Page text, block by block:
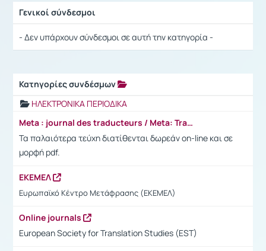
Γενικοί σύνδεσμοι
- Δεν υπάρχουν σύνδεσμοι σε αυτή την κατηγορία -
Κατηγορίες συνδέσμων
ΗΛΕΚΤΡΟΝΙΚΑ ΠΕΡΙΟΔΙΚΑ
Meta : journal des traducteurs / Meta: Translators' Journal
Τα παλαιότερα τεύχη διατίθενται δωρεάν on-line και σε
μορφή pdf.
ΕΚΕΜΕΛ
Ευρωπαϊκό Κέντρο Μετάφρασης (ΕΚΕΜΕΛ)
Online journals
European Society for Translation Studies (EST)